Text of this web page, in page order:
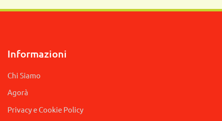
Informazioni
Chi Siamo
Agorà
Privacy e Cookie Policy